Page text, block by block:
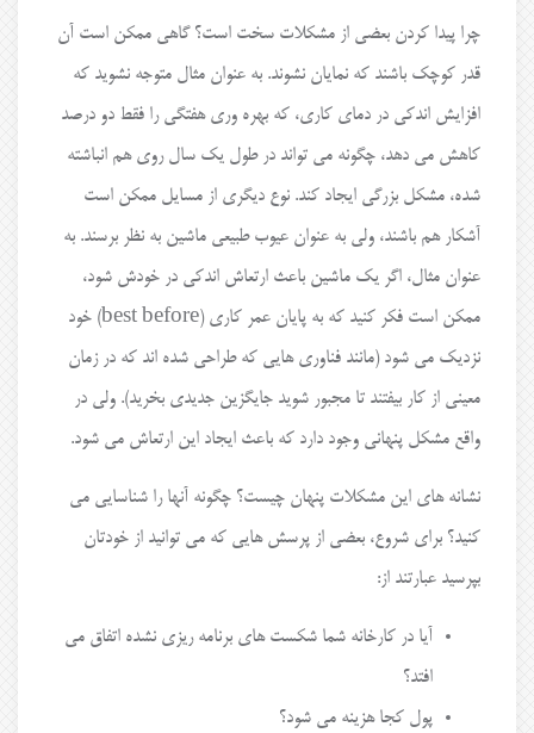
چرا پیدا کردن بعضی از مشکلات سخت است؟ گاهی ممکن است آن
قدر کوچک باشند که نمایان نشوند. به عنوان مثال متوجه نشوید که
افزایش اندکی در دمای کاری، که بهره وری هفتگی را فقط دو درصد
کاهش می دهد، چگونه می تواند در طول یک سال روی هم انباشته
شده، مشکل بزرگی ایجاد کند. نوع دیگری از مسایل ممکن است
آشکار هم باشند، ولی به عنوان عیوب طبیعی ماشین به نظر برسند. به
عنوان مثال، اگر یک ماشین باعث ارتعاش اندکی در خودش شود،
ممکن است فکر کنید که به پایان عمر کاری (best before) خود
نزدیک می شود (مانند فناوری هایی که طراحی شده اند که در زمان
معینی از کار بیفتند تا مجبور شوید جایگزین جدیدی بخرید). ولی در
واقع مشکل پنهانی وجود دارد که باعث ایجاد این ارتعاش می شود.
نشانه های این مشکلات پنهان چیست؟ چگونه آنها را شناسایی می
کنید؟ برای شروع، بعضی از پرسش هایی که می توانید از خودتان
بپرسید عبارتند از:
آیا در کارخانه شما شکست های برنامه ریزی نشده اتفاق می
افتد؟
پول کجا هزینه می شود؟